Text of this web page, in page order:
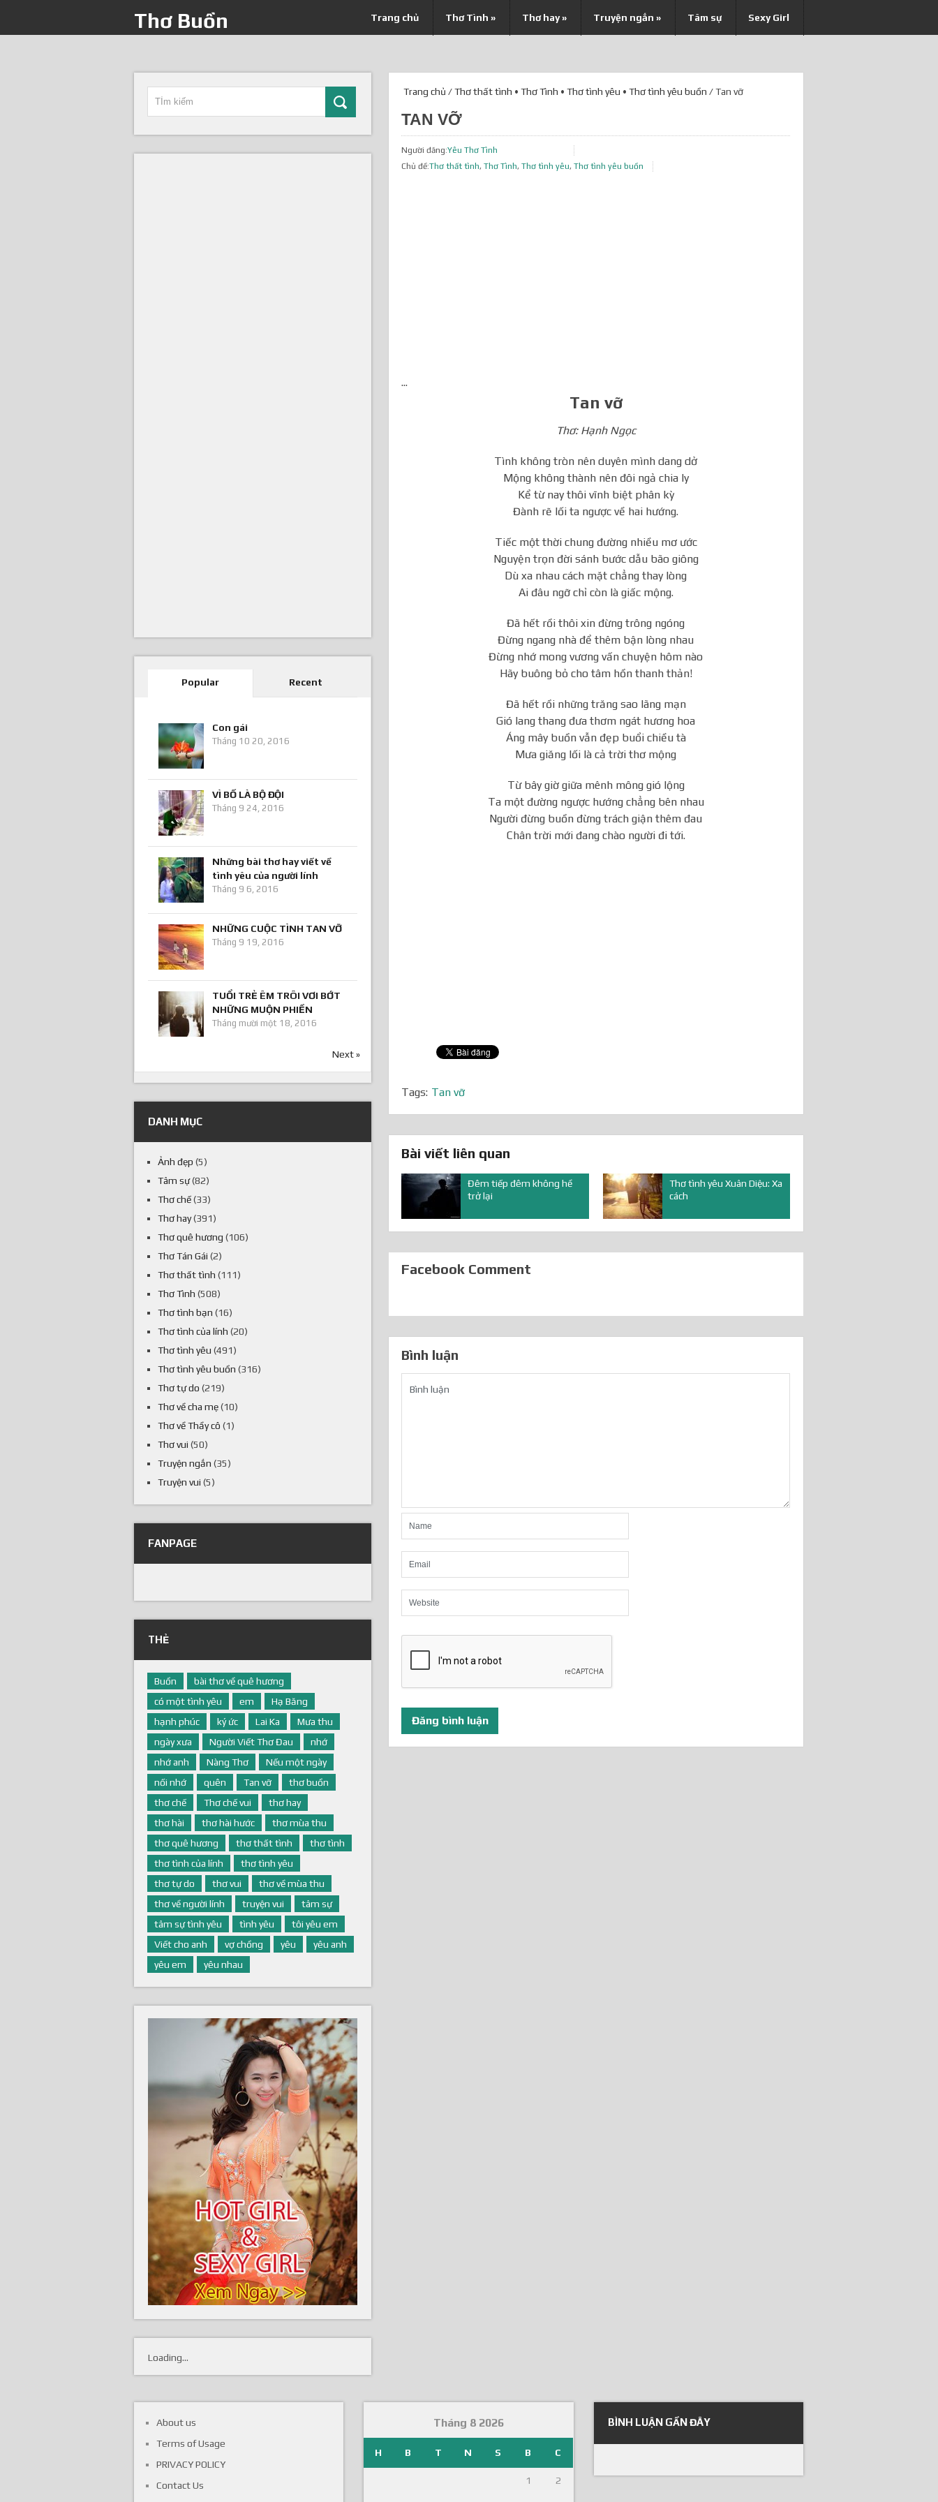
Trang chủ Thơ Tình » Thơ hay» Truyện ngắn » Tâm sự Sexy Girl
Thơ Buồn
Trang chủ /Thơ thất tình •Thơ Tình •Thơ tình yêu •Thơ tình yêu buồn / Tan vỡ
TAN VỠ
Người đăng:Yêu Thơ Tình
Chủ đề:Thơ thất tình,Thơ Tình,Thơ tình yêu,Thơ tình yêu buồn
...
Tan vỡ
Thơ: Hạnh Ngọc
Tình không tròn nên duyên mình dang dở
Mộng không thành nên đôi ngả chia ly
Kể từ nay thôi vĩnh biệt phân kỳ
Đành rẽ lối ta ngược về hai hướng.
Tiếc một thời chung đường nhiều mơ ước
Nguyện trọn đời sánh bước dẫu bão giông
Dù xa nhau cách mặt chẳng thay lòng
Ai đâu ngỡ chỉ còn là giấc mộng.
Đã hết rồi thôi xin đừng trông ngóng
Đừng ngang nhà để thêm bận lòng nhau
Đừng nhớ mong vương vấn chuyện hôm nào
Hãy buông bỏ cho tâm hồn thanh thản!
Đã hết rồi những trăng sao lãng mạn
Gió lang thang đưa thơm ngát hương hoa
Áng mây buồn vẫn đẹp buổi chiều tà
Mưa giăng lối là cả trời thơ mộng
Từ bây giờ giữa mênh mông gió lộng
Ta một đường ngược hướng chẳng bên nhau
Người đừng buồn đừng trách giận thêm đau
Chân trời mới đang chào người đi tới.
Tags: Tan vỡ
Bài viết liên quan
Đêm tiếp đêm không hề
trở lại
Thơ tình yêu Xuân Diệu: Xa
cách
Facebook Comment
Bình luận
Popular Recent
Con gái
Tháng 10 20, 2016
VÌ BỐ LÀ BỘ ĐỘI
Tháng 9 24, 2016
Những bài thơ hay viết về
tình yêu của người lính
Tháng 9 6, 2016
NHỮNG CUỘC TÌNH TAN VỠ
Tháng 9 19, 2016
TUỔI TRẺ ÊM TRÔI VƠI BỚT
NHỮNG MUỘN PHIỀN
Tháng mười một 18, 2016
Next »
DANH MỤC
Ảnh đẹp (5)
Tâm sự(82)
Thơ chế(33)
Thơ hay(391)
Thơ quê hương (106)
Thơ Tán Gái (2)
Thơ thất tình (111)
Thơ Tình (508)
Thơ tình bạn (16)
Thơ tình của lính (20)
Thơ tình yêu (491)
Thơ tình yêu buồn (316)
Thơ tự do (219)
Thơ về cha mẹ(10)
Thơ về Thầy cô (1)
Thơ vui (50)
Truyện ngắn (35)
Truyện vui (5)
FANPAGE
THẺ
Buồn
bài thơ về quê hương
có một tình yêu
em
Hạ Băng
hạnh phúc
ký ức Lai Ka
Mưa thu
ngày xưa
Người Viết Thơ Đau
nhớ
nhớ anh
Nàng Thơ
Nếu một ngày
nối nhớ
quên Tan vỡ
thơ buồn
thơ chế
Thơ chế vui
thơ hay
thơ hài
thơ hài hước
thơ mùa thu
thơ quê hương
thơ thất tình
thơ tình
thơ tình của lính
thơ tình yêu
thơ tự do
thơ vui
thơ về mùa thu
thơ về người lính
truyện vui
tâm sự
tâm sự tình yêu
tình yêu
tôi yêu em
Viết cho anh
vợ chồng yêu
yêu anh
yêu em
yêu nhau
Loading...
About us
Terms of Usage
PRIVACY POLICY
Contact Us
Tháng 8 2026
H B T N S B C
1 2
BÌNH LUẬN GẦN ĐÂY